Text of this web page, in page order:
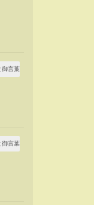
御言葉
御言葉